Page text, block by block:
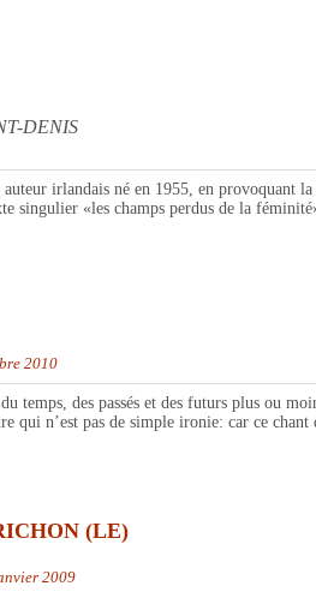
DENIS
irlandais né en 1955, en provoquant
singulier «les champs perdus de la
2010
des passés et des futurs plus ou
qui n’est pas de simple ironie: car ce chant
(LE)
2009